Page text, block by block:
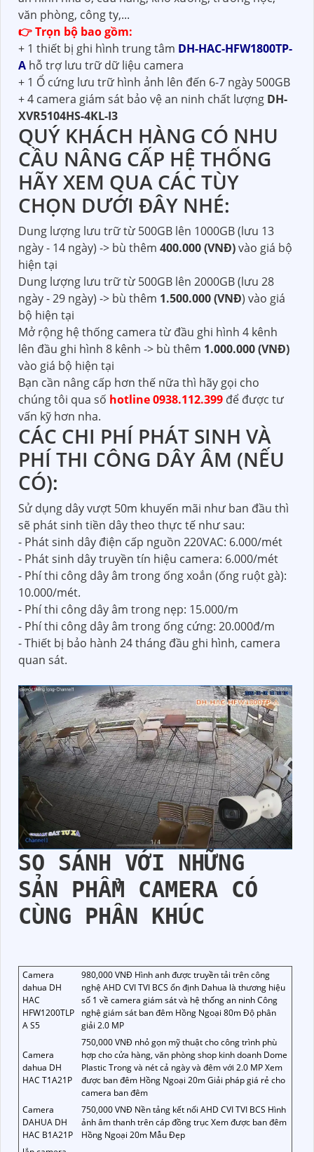
văn phòng, công ty,...
👉 Trọn bộ bao gồm:
+ 1 thiết bị ghi hình trung tâm DH-HAC-HFW1800TP-
A hỗ trợ lưu trữ dữ liệu camera
+ 1 Ổ cứng lưu trữ hình ảnh lên đến 6-7 ngày 500GB
+ 4 camera giám sát bảo vệ an ninh chất lượng DH-
XVR5104HS-4KL-I3
QUÝ KHÁCH HÀNG CÓ NHU
CẦU NÂNG CẤP HỆ THỐNG
HÃY XEM QUA CÁC TÙY
CHỌN DƯỚI ĐÂY NHÉ:
Dung lượng lưu trữ từ 500GB lên 1000GB (lưu 13
ngày - 14 ngày) -> bù thêm 400.000 (VNĐ)vào giá bộ
hiện tại
Dung lượng lưu trữ từ 500GB lên 2000GB (lưu 28
ngày - 29 ngày) -> bù thêm 1.500.000 (VNĐ) vào giá
bộ hiện tại
Mở rộng hệ thống camera từ đầu ghi hình 4 kênh
lên đầu ghi hình 8 kênh -> bù thêm 1.000.000 (VNĐ)
vào giá bộ hiện tại
Bạn cần nâng cấp hơn thế nữa thì hãy gọi cho
chúng tôi qua số hotline 0938.112.399 để được tư
vấn kỹ hơn nha.
CÁC CHI PHÍ PHÁT SINH VÀ
PHÍ THI CÔNG DÂY ÂM (NẾU
CÓ):
Sử dụng dây vượt 50m khuyến mãi như ban đầu thì
sẽ phát sinh tiền dây theo thực tế như sau:
- Phát sinh dây điện cấp nguồn 220VAC: 6.000/mét
- Phát sinh dây truyền tín hiệu camera: 6.000/mét
- Phí thi công dây âm trong ống xoắn (ống ruột gà):
10.000/mét.
- Phí thi công dây âm trong nẹp: 15.000/m
- Phí thi công dây âm trong ống cứng: 20.000đ/m
- Thiết bị bảo hành 24 tháng đầu ghi hình, camera
quan sát.
SO SÁNH VỚI NHỮNG
SẢN PHẨM CAMERA CÓ
CÙNG PHÂN KHÚC
Camera
dahua DH
HAC
HFW1200TLP
A S5
980,000 VNĐ Hình anh được truyền tải trên công
nghệ AHD CVI TVI BCS ổn định Dahua là thương hiệu
số 1 về camera giám sát và hệ thống an ninh Công
nghệ giám sát ban đêm Hồng Ngoại 80m Độ phân
giải 2.0 MP
Camera
dahua DH
HAC T1A21P
750,000 VNĐ nhỏ gọn mỹ thuật cho công trình phù
hợp cho cửa hàng, văn phòng shop kinh doanh Dome
Plastic Trong và nét cả ngày và đêm với 2.0 MP Xem
được ban đêm Hồng Ngoại 20m Giải pháp giá rẻ cho
camera ban đêm
Camera
DAHUA DH
HAC B1A21P
750,000 VNĐ Nền tảng kết nối AHD CVI TVI BCS Hình
ảnh âm thanh trên cáp đồng trục Xem được ban đêm
Hồng Ngoại 20m Mẫu Đẹp